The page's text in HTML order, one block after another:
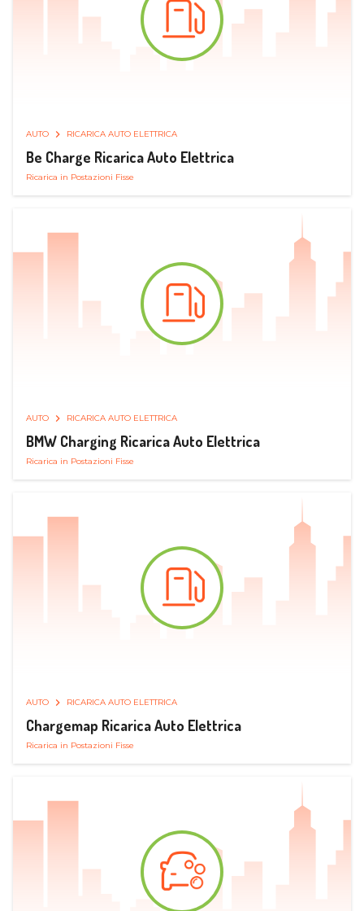
AUTO RICARICA AUTO ELETTRICA
Be Charge Ricarica Auto Elettrica
Ricarica in Postazioni Fisse
AUTO RICARICA AUTO ELETTRICA
BMW Charging Ricarica Auto Elettrica
Ricarica in Postazioni Fisse
AUTO RICARICA AUTO ELETTRICA
Chargemap Ricarica Auto Elettrica
Ricarica in Postazioni Fisse